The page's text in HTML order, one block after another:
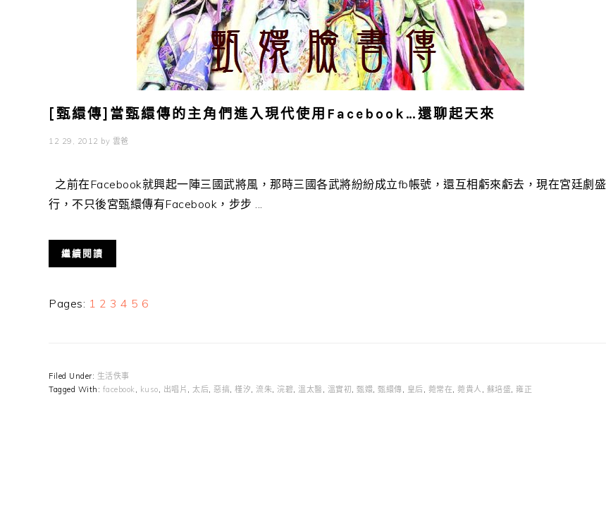
[甄繯傳]當甄繯傳的主角們進入現代使用Facebook…還聊起天來
12 29, 2012 by 雲爸
之前在Facebook就興起一陣三國武將風，那時三國各武將紛紛成立fb帳號，還互相虧來虧去，現在宮廷劇盛
行，不只後宮甄繯傳有Facebook，步步 ...
繼續閱讀
Pages: Page
1 Page
2 Page
3 Page
4 Page
5 Page
6
Filed Under: 生活佚事
Tagged With: facebook, kuso, 出唱片 , 太后, 惡搞, 槿汐, 流朱, 浣碧, 溫太醫 , 溫實初 , 甄嬛, 甄繯傳, 皇后, 菀常在, 菀貴人, 蘇培盛, 雍正